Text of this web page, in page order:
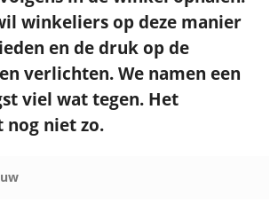
winkeliers op deze manier
en de druk op de
verlichten. We namen een
viel wat tegen. Het
niet zo.